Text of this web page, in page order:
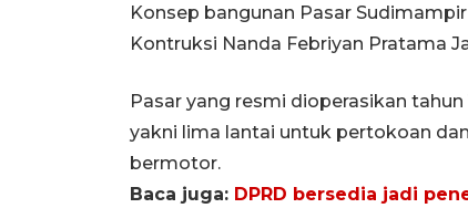
Konsep bangunan Pasar
Kontruksi Nanda Febriyan Pratama
Pasar yang resmi dioperasikan
yakni lima lantai untuk pertokoan
bermotor.
Baca juga: DPRD bersedia jadi